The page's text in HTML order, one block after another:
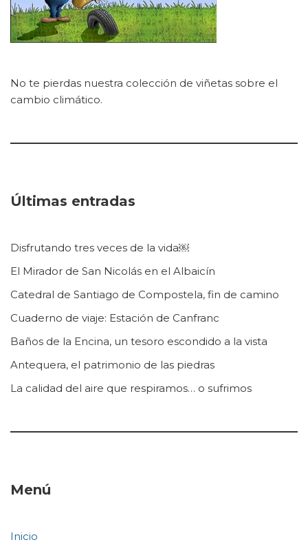
No te pierdas nuestra colección de viñetas sobre el
cambio climático.
Últimas entradas
Disfrutando tres veces de la vida￼
El Mirador de San Nicolás en el Albaicín
Catedral de Santiago de Compostela, fin de camino
Cuaderno de viaje: Estación de Canfranc
Baños de la Encina, un tesoro escondido a la vista
Antequera, el patrimonio de las piedras
La calidad del aire que respiramos… o sufrimos
Menú
Inicio